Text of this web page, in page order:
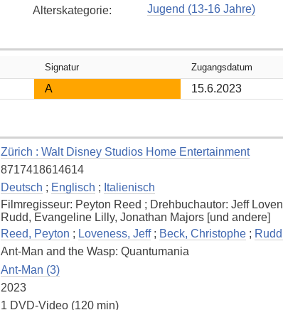
Alterskategorie: Jugend (13-16 Jahre)
Signatur Zugangsdatum
A 15.6.2023
Zürich : Walt Disney Studios Home Entertainment
8717418614614
Deutsch ; Englisch ; Italienisch
Filmregisseur: Peyton Reed ; Drehbuchautor: Jeff
Rudd, Evangeline Lilly, Jonathan Majors [und andere]
Reed, Peyton ; Loveness, Jeff; Beck, Christophe ;
Ant-Man and the Wasp: Quantumania
Ant-Man (3)
2023
1 DVD-Video (120 min)